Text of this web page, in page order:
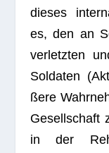
die­ses
es, den an
ver­letz­ten
Sol­da­ten
ßere
Gesell­schaft
in der